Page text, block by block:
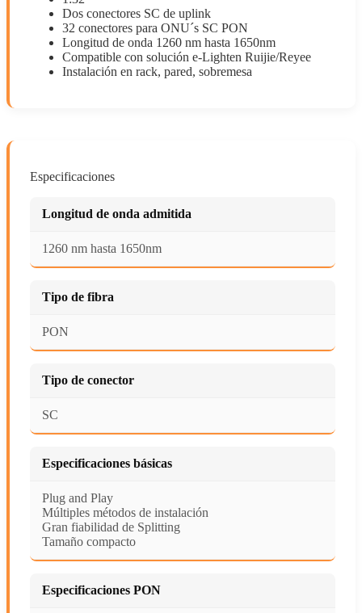
Dos conectores SC de uplink
32 conectores para ONU´s SC PON
Longitud de onda 1260 nm hasta 1650nm
Compatible con solución e-Lighten Ruijie/Reyee
Instalación en rack, pared, sobremesa
Especificaciones
Longitud de onda admitida
1260 nm hasta 1650nm
Tipo de fibra
PON
Tipo de conector
SC
Especificaciones básicas
Plug and Play
Múltiples métodos de instalación
Gran fiabilidad de Splitting
Tamaño compacto
Especificaciones PON